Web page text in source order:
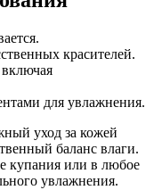
красителей.
для увлажнения.
уход за кожей
баланс влаги.
купания или в любое
увлажнения.